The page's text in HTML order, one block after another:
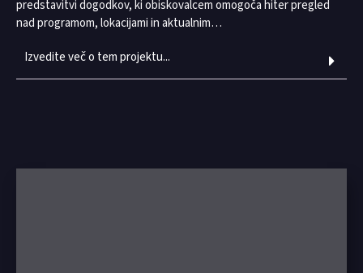
predstavitvi dogodkov, ki obiskovalcem omogoča hiter pregled
nad programom, lokacijami in aktualnim…
Izvedite več o tem projektu...